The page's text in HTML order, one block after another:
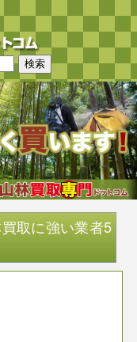
取に強い業者5